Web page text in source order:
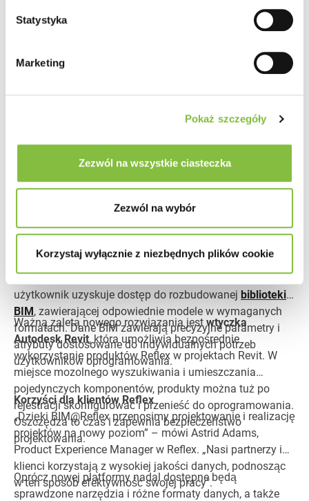
Statystyka
Marketing
Pokaż szczegóły
Zezwól na wszystkie ciasteczka
Zezwól na wybór
Korzystaj wyłącznie z niezbędnych plików cookie
Reflex prezentuje: Nowa platforma BIM i
Reflex prezentuje: Nowa platforma BIM i wtyczka
przenosi projektowanie instalacji na wyższy
umożliwiają efektywne realizowanie projektów.
Cyfrowa transformacja branży budowlanej nabiera
tempa. Reflex dotrzymuje kroku, oferując dostęp do
obszernej biblioteki produktów oraz odpowiednie wtyczki.
BIM@Reflex jest już dostępny na stronie
internetowejreflex-winkelmann.com. Po rejestracji
użytkownik uzyskuje dostęp do rozbudowanej biblioteki
BIM, zawierającej odpowiednie modele w wymaganych
formatach. Dane BIM zawierają precyzyjne parametry i
atrybuty dostosowane do indywidualnych potrzeb
użytkowników oprogramowania.
Ważną zaletą nowego rozwiązania jest wtyczka
Autodesk Revit, która umożliwia bezpośrednie
wykorzystanie produktów Reflex w projektach Revit. W
miejsce mozolnego wyszukiwania i umieszczania
pojedynczych komponentów, produkty można tuż po
rejestracji skonfigurować i przenieść do oprogramowania.
Oszczędza to czas i zapewnia bezpieczeństwo
projektowania.
Korzyści dla klientów Reflex
„Dzięki BIM@Reflex przenosimy projektowanie i realizację
projektów na nowy poziom” – mówi Astrid Adams,
Product Experience Manager w Reflex. „Nasi partnerzy i
klienci korzystają z wysokiej jakości danych, podnosząc
w ten sposób efektywność swojej pracy".
Oprócz nowej platformy nadal dostępne będą
sprawdzone narzędzia i różne formaty danych, a także